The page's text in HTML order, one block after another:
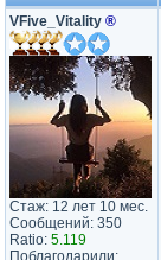
VFive_Vitality ®
Стаж: 12 лет 10 мес.
Сообщений: 350
Ratio: 5.119
Поблагодарили: